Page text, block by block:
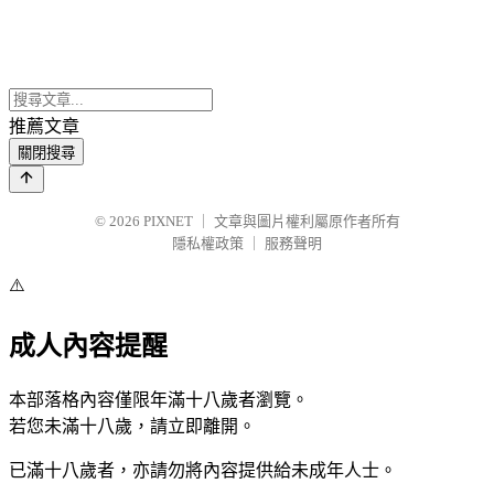
推薦文章
關閉搜尋
© 2026 PIXNET
文章與圖片權利屬原作者所有
隱私權政策
服務聲明
⚠️
成人內容提醒
本部落格內容僅限年滿十八歲者瀏覽。
若您未滿十八歲，請立即離開。
已滿十八歲者，亦請勿將內容提供給未成年人士。